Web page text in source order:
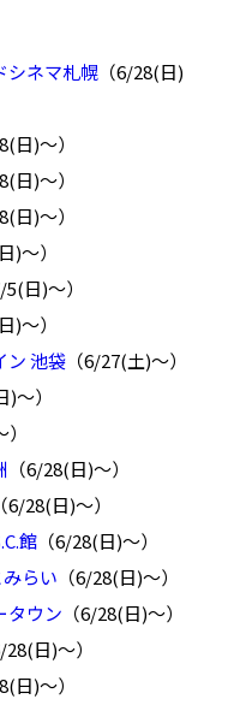
シネマ札幌 （6/28(日)
日)～）
日)～）
日)～）
)～）
5(日)～）
)～）
ン 池袋 （6/27(土)～）
)～）
（6/28(日)～）
（6/28(日)～）
館 （6/28(日)～）
らい （6/28(日)～）
タウン （6/28(日)～）
28(日)～）
日)～）